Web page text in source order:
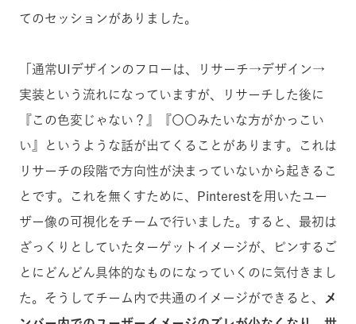
てのセッションがありました。
「通常UIデザインのフローは、リサーチ→デザイン→
実装という流れになっていますが、リサーチした後に
『この色変じゃない？』『〇〇みたいな方がかっこい
い』というような話が出てくることがあります。これは
リサーチの段階で方向性が決まっていないから起きるこ
とです。これを無くすために、Pinterestを用いたユー
ザー像の可視化をチームで行いました。すると、最初は
ざっくりとしていたターゲットイメージが、ピンするご
とにどんどん具体的なものになっていくのに気付きまし
た。そうしてチーム内で共通のイメージができると、
メ